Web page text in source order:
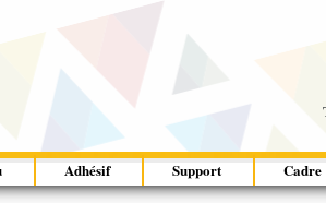
Adhésif Support Cadre